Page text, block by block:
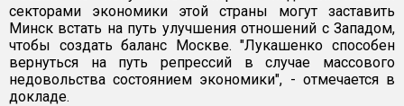
секторами экономики этой страны могут заставить
Минск встать на путь улучшения отношений с Западом,
чтобы создать баланс Москве. "Лукашенко способен
вернуться на путь репрессий в случае массового
недовольства состоянием экономики", - отмечается в
докладе.